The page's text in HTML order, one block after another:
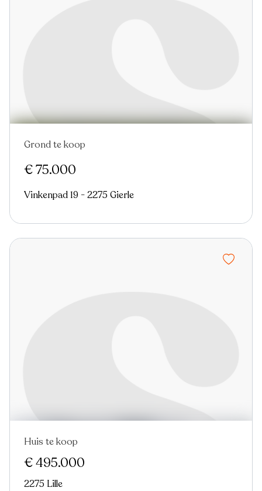
Grond te koop
€ 75.000
Vinkenpad 19 - 2275 Gierle
Nieuw
Huis te koop
€ 495.000
2275 Lille